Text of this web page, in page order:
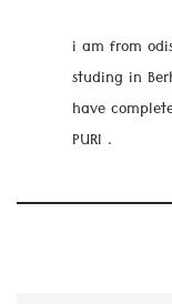
i am from
studing in
have
PURI .